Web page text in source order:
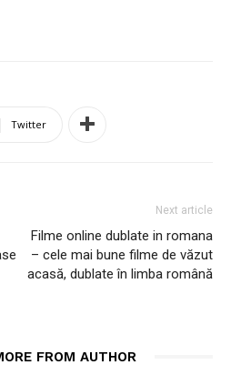
Twitter
Next article
Filme online dublate in romana
– cele mai bune filme de văzut
acasă, dublate în limba română
FROM AUTHOR